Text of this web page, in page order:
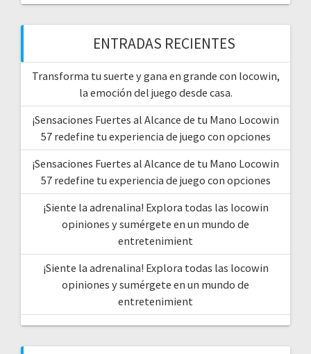
ENTRADAS RECIENTES
Transforma tu suerte y gana en grande con locowin,
la emoción del juego desde casa.
¡Sensaciones Fuertes al Alcance de tu Mano Locowin
57 redefine tu experiencia de juego con opciones
¡Sensaciones Fuertes al Alcance de tu Mano Locowin
57 redefine tu experiencia de juego con opciones
¡Siente la adrenalina! Explora todas las locowin
opiniones y sumérgete en un mundo de
entretenimient
¡Siente la adrenalina! Explora todas las locowin
opiniones y sumérgete en un mundo de
entretenimient